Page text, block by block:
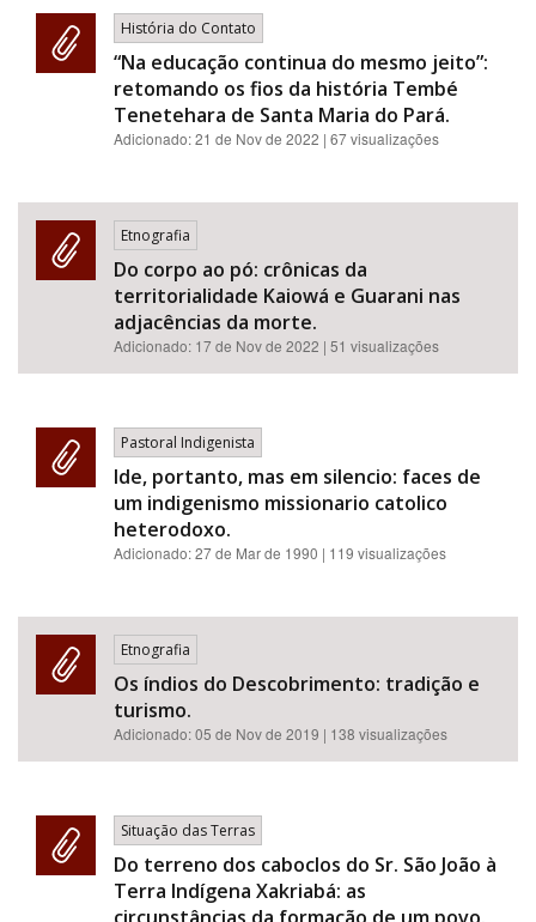
História do Contato
“Na educação continua do mesmo jeito”:
retomando os fios da história Tembé
Tenetehara de Santa Maria do Pará.
Adicionado:21 de Nov de 2022 | 67 visualizações
Etnografia
Do corpo ao pó: crônicas da
territorialidade Kaiowá e Guarani nas
adjacências da morte.
Adicionado: 17 de Nov de 2022 | 51 visualizações
Pastoral Indigenista
Ide, portanto, mas em silencio: faces de
um indigenismo missionario catolico
heterodoxo.
Adicionado:27 de Mar de 1990 | 119 visualizações
Etnografia
Os índios do Descobrimento: tradição e
turismo.
Adicionado:05 de Nov de 2019 | 138 visualizações
Situação das Terras
Do terreno dos caboclos do Sr. São João à
Terra Indígena Xakriabá: as